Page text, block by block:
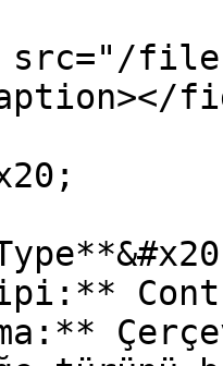
files/